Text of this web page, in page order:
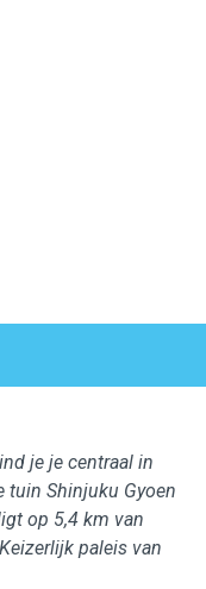
je je centraal in
tuin Shinjuku Gyoen
op 5,4 km van
paleis van